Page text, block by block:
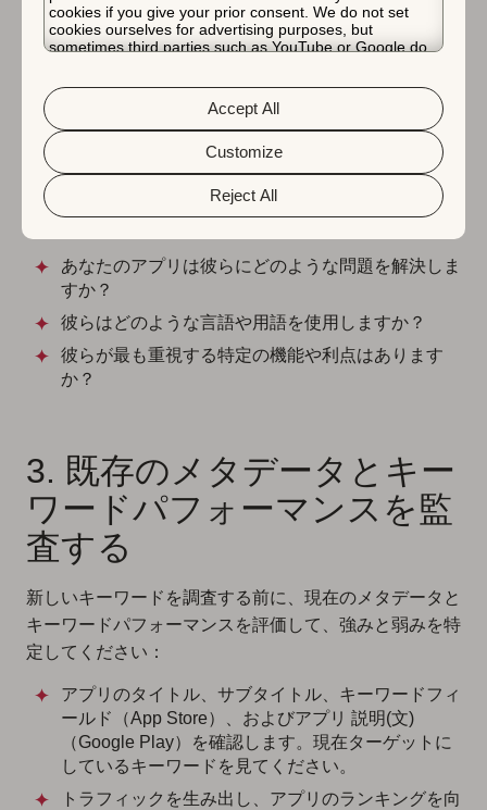
cookies if you give your prior consent. We do not set
cookies ourselves for advertising purposes, but
sometimes third parties such as YouTube or Google do.
about the protection of your personal data and the
different cookies we use, please read our
&Privacy Policy. You can customize your cookie settings
and preferences by clicking the “Customize” button.
Reject All
Customize
Accept All
選択が導かれ、成功を測定するのに役立ちます。
2. ターゲットオーディエン
スを調査する
ターゲットオーディエンスと、彼らが類似のアプリを発
見する方法を特定してください。以下の質問を自問して
ください：
あなたのアプリは彼らにどのような問題を解決しま
すか？
彼らはどのような言語や用語を使用しますか？
彼らが最も重視する特定の機能や利点はあります
か？
3. 既存のメタデータとキー
ワードパフォーマンスを監
査する
新しいキーワードを調査する前に、現在のメタデータと
キーワードパフォーマンスを評価して、強みと弱みを特
定してください：
アプリのタイトル、サブタイトル、キーワードフィ
ールド（App Store）、およびアプリ 説明(文)
（Google Play）を確認します。現在ターゲットに
しているキーワードを見てください。
トラフィックを生み出し、アプリのランキングを向